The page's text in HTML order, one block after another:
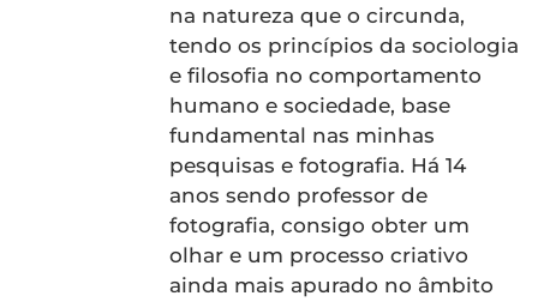
na natureza que o circunda,
tendo os princípios da sociologia
e filosofia no comportamento
humano e sociedade, base
fundamental nas minhas
pesquisas e fotografia. Há 14
anos sendo professor de
fotografia, consigo obter um
olhar e um processo criativo
ainda mais apurado no âmbito